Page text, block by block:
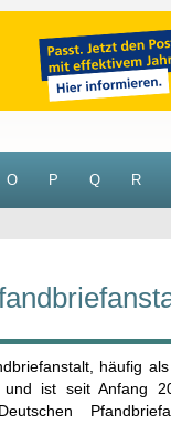
O P Q R
häufig
und ist seit Anfang